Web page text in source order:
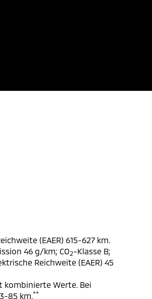
(EAER) 615-627 km.
46 g/km; CO2-Klasse B;
Reichweite (EAER) 45
kombinierte Werte. Bei
85 km.**